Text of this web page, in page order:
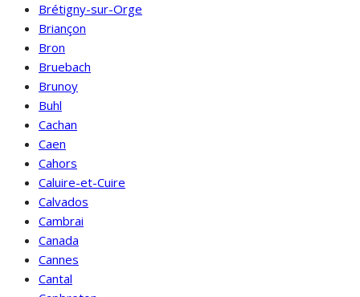
Brétigny-sur-Orge
Briançon
Bron
Bruebach
Brunoy
Buhl
Cachan
Caen
Cahors
Caluire-et-Cuire
Calvados
Cambrai
Canada
Cannes
Cantal